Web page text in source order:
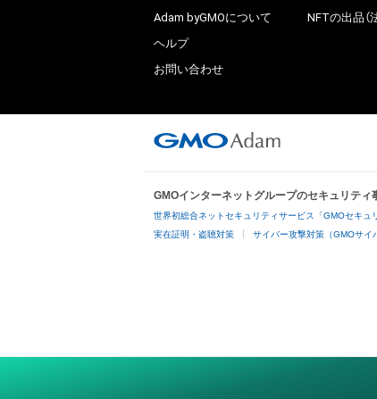
Adam byGMOについて
ヘルプ
お問い合わせ
NFTの出品（
GMOインターネットグループのセキュリティ
世界初総合ネットセキュリティサービス「GMOセキュ
実在証明・盗聴対策 サイバー攻撃対策（GMOサイ